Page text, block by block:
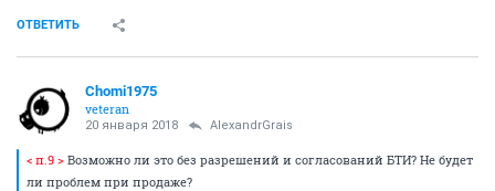
ОТВЕТИТЬ
Chomi1975
veteran
20 января 2018 AlexandrGrais
< п.9 > Возможно ли это без разрешений и согласований БТИ? Не будет
ли проблем при продаже?